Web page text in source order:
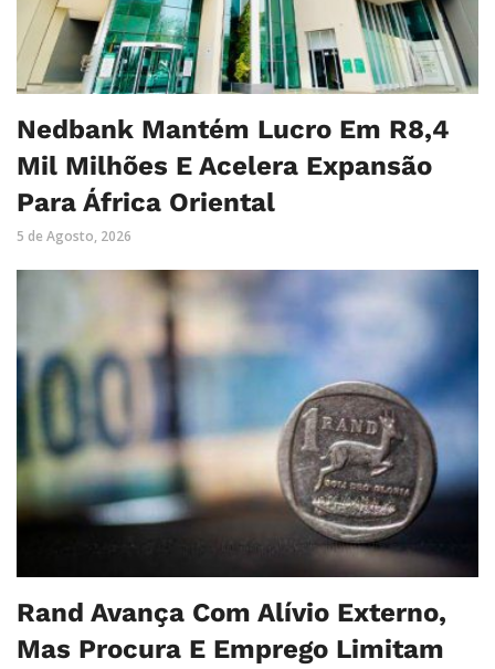
Nedbank Mantém Lucro Em R8,4
Mil Milhões E Acelera Expansão
Para África Oriental
5 de Agosto, 2026
Rand Avança Com Alívio Externo,
Mas Procura E Emprego Limitam